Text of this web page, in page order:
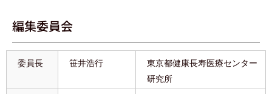
編集委員会
委員長 笹井浩行
東京都健康長寿医療センター
研究所